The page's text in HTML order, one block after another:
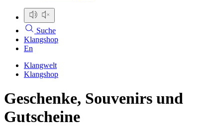
Suche
Klangshop
En
Klangwelt
Klangshop
Geschenke, Souvenirs und
Gutscheine